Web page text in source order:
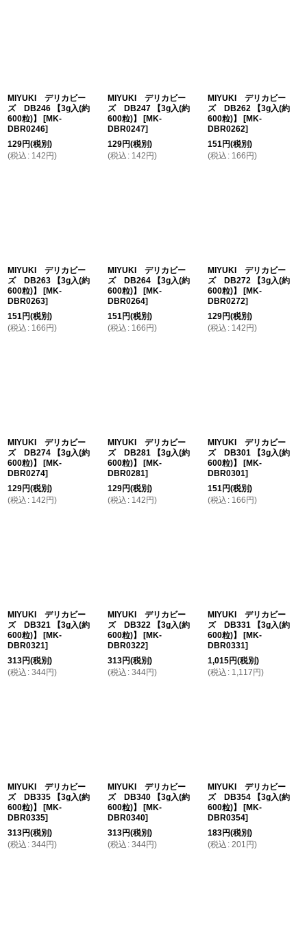
MIYUKI デリカビー
ズ DB246 【3g入(約
600粒)】
[MK-
DBR0246]
129円(税別)
(税込 : 142 円)
MIYUKI デリカビー
ズ DB247 【3g入(約
600粒)】
[MK-
DBR0247]
129円(税別)
(税込 : 142 円)
MIYUKI デリカビー
ズ DB262 【3g入(約
600粒)】
[MK-
DBR0262]
151円(税別)
(税込 : 166 円)
MIYUKI デリカビー
ズ DB263 【3g入(約
600粒)】
[MK-
DBR0263]
151円(税別)
(税込 : 166 円)
MIYUKI デリカビー
ズ DB264 【3g入(約
600粒)】
[MK-
DBR0264]
151円(税別)
(税込 : 166 円)
MIYUKI デリカビー
ズ DB272 【3g入(約
600粒)】
[MK-
DBR0272]
129円(税別)
(税込 : 142 円)
MIYUKI デリカビー
ズ DB274 【3g入(約
600粒)】
[MK-
DBR0274]
129円(税別)
(税込 : 142 円)
MIYUKI デリカビー
ズ DB281 【3g入(約
600粒)】
[MK-
DBR0281]
129円(税別)
(税込 : 142 円)
MIYUKI デリカビー
ズ DB301 【3g入(約
600粒)】
[MK-
DBR0301]
151円(税別)
(税込 : 166 円)
MIYUKI デリカビー
ズ DB321 【3g入(約
600粒)】
[MK-
DBR0321]
313円(税別)
(税込 : 344円)
MIYUKI デリカビー
ズ DB322 【3g入(約
600粒)】
[MK-
DBR0322]
313円(税別)
(税込 : 344円)
MIYUKI デリカビー
ズ DB331 【3g入(約
600粒)】
[MK-
DBR0331]
1,015円(税別)
(税込 : 1,117 円)
MIYUKI デリカビー
ズ DB335 【3g入(約
600粒)】
[MK-
DBR0335]
313円(税別)
(税込 : 344円)
MIYUKI デリカビー
ズ DB340 【3g入(約
600粒)】
[MK-
DBR0340]
313円(税別)
(税込 : 344円)
MIYUKI デリカビー
ズ DB354 【3g入(約
600粒)】
[MK-
DBR0354]
183円(税別)
(税込 : 201 円)